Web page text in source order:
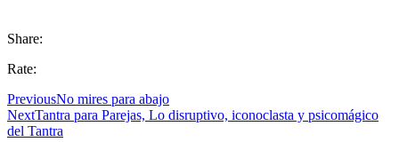
Share:
Rate:
PreviousNo mires para abajo
NextTantra para Parejas, Lo disruptivo, iconoclasta y psicomágico
del Tantra